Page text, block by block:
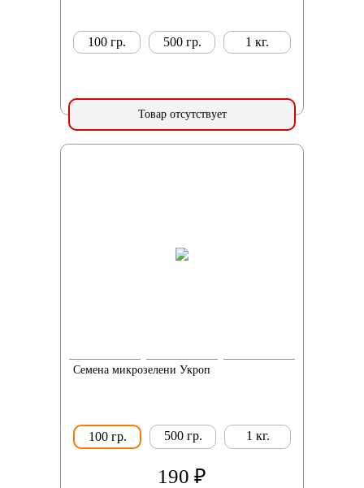
100 гр. 500 гр. 1 кг.
Товар отсутствует
Семена микрозелени Укроп
100 гр. 500 гр. 1 кг.
190 ₽